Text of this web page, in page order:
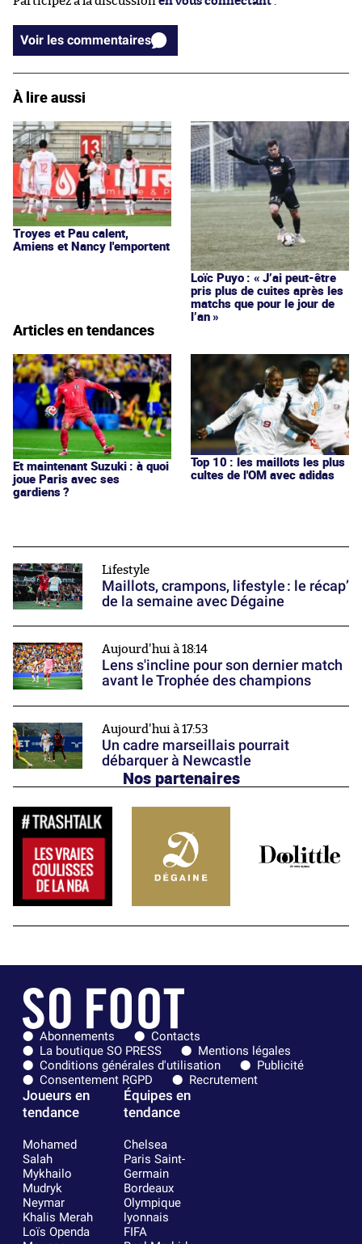
Voir les commentaires
À lire aussi
Troyes et Pau calent,
Amiens et Nancy l'emportent
Loïc Puyo : « J’ai peut-être
pris plus de cuites après les
matchs que pour le jour de
l’an »
Articles en tendances
Et maintenant Suzuki : à quoi
joue Paris avec ses
gardiens ?
Top 10 : les maillots les plus
cultes de l'OM avec adidas
Lifestyle
Maillots, crampons, lifestyle : le récap’
de la semaine avec Dégaine
Aujourd'hui à 18:14
Lens s'incline pour son dernier match
avant le Trophée des champions
Aujourd'hui à 17:53
Un cadre marseillais pourrait
débarquer à Newcastle
Nos partenaires
Abonnements
Contacts
La boutique SO PRESS
Mentions légales
Conditions générales d'utilisation
Publicité
Consentement RGPD
Recrutement
Joueurs en
tendance
Mohamed
Salah
Mykhailo
Mudryk
Neymar
Khalis Merah
Loïs Openda
Équipes en
tendance
Chelsea
Paris Saint-
Germain
Bordeaux
Olympique
lyonnais
FIFA